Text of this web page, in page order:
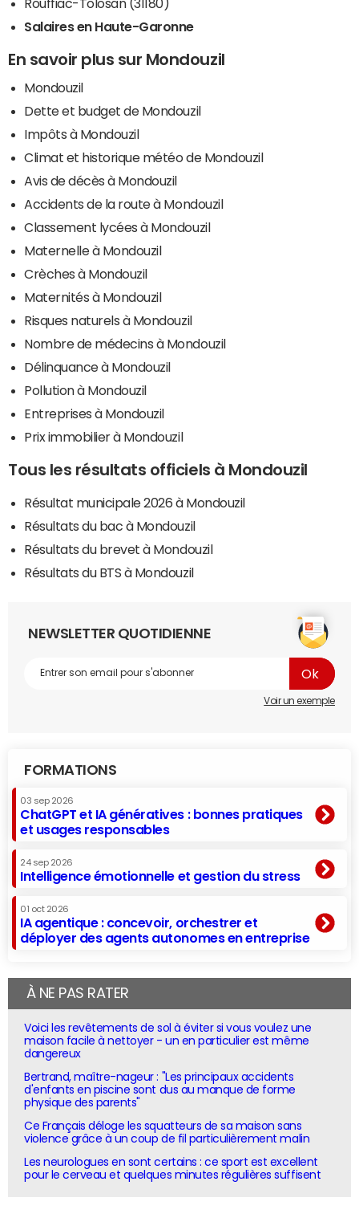
Rouffiac-Tolosan (31180)
Salaires en Haute-Garonne
En savoir plus sur Mondouzil
Mondouzil
Dette et budget de Mondouzil
Impôts à Mondouzil
Climat et historique météo de Mondouzil
Avis de décès à Mondouzil
Accidents de la route à Mondouzil
Classement lycées à Mondouzil
Maternelle à Mondouzil
Crèches à Mondouzil
Maternités à Mondouzil
Risques naturels à Mondouzil
Nombre de médecins à Mondouzil
Délinquance à Mondouzil
Pollution à Mondouzil
Entreprises à Mondouzil
Prix immobilier à Mondouzil
Tous les résultats officiels à Mondouzil
Résultat municipale 2026 à Mondouzil
Résultats du bac à Mondouzil
Résultats du brevet à Mondouzil
Résultats du BTS à Mondouzil
NEWSLETTER QUOTIDIENNE
Voir un exemple
FORMATIONS
03 sep 2026
ChatGPT et IA génératives : bonnes pratiques
et usages responsables
24 sep 2026
Intelligence émotionnelle et gestion du stress
01 oct 2026
IA agentique : concevoir, orchestrer et
déployer des agents autonomes en entreprise
À NE PAS RATER
Voici les revêtements de sol à éviter si vous voulez une
maison facile à nettoyer - un en particulier est même
dangereux
Bertrand, maître-nageur : "Les principaux accidents
d'enfants en piscine sont dus au manque de forme
physique des parents"
Ce Français déloge les squatteurs de sa maison sans
violence grâce à un coup de fil particulièrement malin
Les neurologues en sont certains : ce sport est excellent
pour le cerveau et quelques minutes régulières suffisent